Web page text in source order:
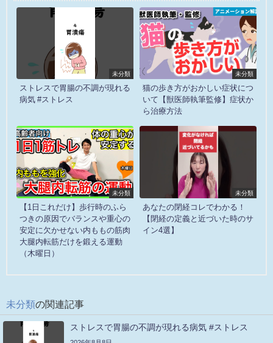
未分類
ストレスで胃腸の不調が現れる
病気 #ストレス
未分類
猫の歩き方がおかしい症状につ
いて【獣医師執筆監修】症状か
ら治療方法
未分類
【1日これだけ】歩行時のふら
つきの原因でバランスや重心の
安定に欠かせない内ももの筋肉
大腿内転筋だけを鍛える運動
（木曜日）
未分類
あなたの閉経コレでわかる！
【閉経の定義と近づいた時のサ
イン4選】
未分類の関連記事
ストレスで胃腸の不調が現れる病気 #ストレス